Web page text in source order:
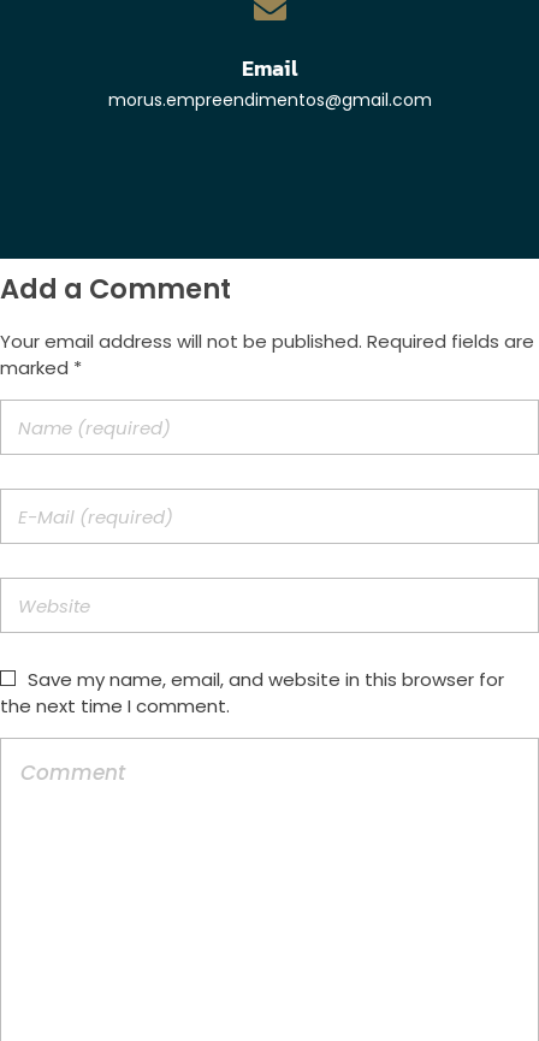
Email
morus.empreendimentos@gmail.com
Add a Comment
Your email address will not be published. Required fields are
marked *
Save my name, email, and website in this browser for
the next time I comment.